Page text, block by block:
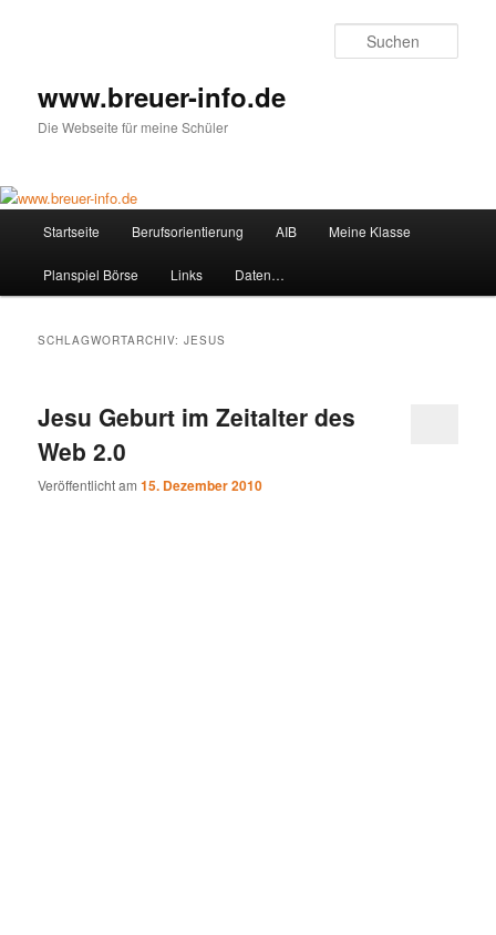
www.breuer-info.de
Die Webseite für meine Schüler
Startseite Berufsorientierung AIB Meine Klasse
Planspiel Börse Links Daten…
SCHLAGWORTARCHIV:JESUS
Jesu Geburt im Zeitalter des
Web 2.0
Veröffentlicht am15. Dezember 2010